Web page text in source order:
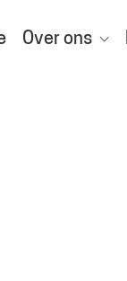
Over ons